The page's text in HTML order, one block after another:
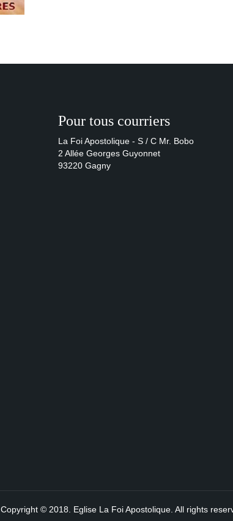
Pour tous courriers
La Foi Apostolique - S / C Mr. Bobo
2 Allée Georges Guyonnet
93220 Gagny
Copyright © 2018. Eglise La Foi Apostolique. All rights